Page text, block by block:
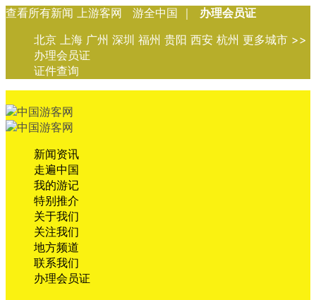
查看所有新闻 上游客网 游全中国 ｜
办理会员证
北京 上海 广州 深圳 福州 贵阳 西安 杭州 更多城市 >>
办理会员证
证件查询
新闻资讯
走遍中国
我的游记
特别推介
关于我们
关注我们
地方频道
联系我们
办理会员证